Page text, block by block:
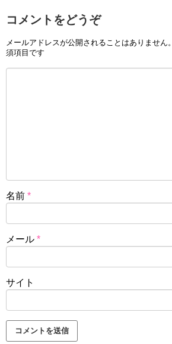
コメントをどうぞ
メールアドレスが公開されることはありません。
須項目です
名前 *
メール *
サイト